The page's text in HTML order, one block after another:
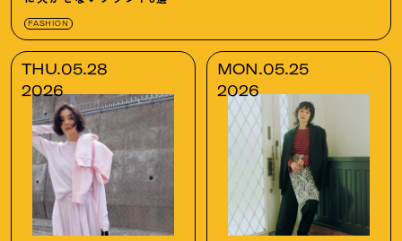
FASHION
THU.05.28
2026
MON.05.25
2026